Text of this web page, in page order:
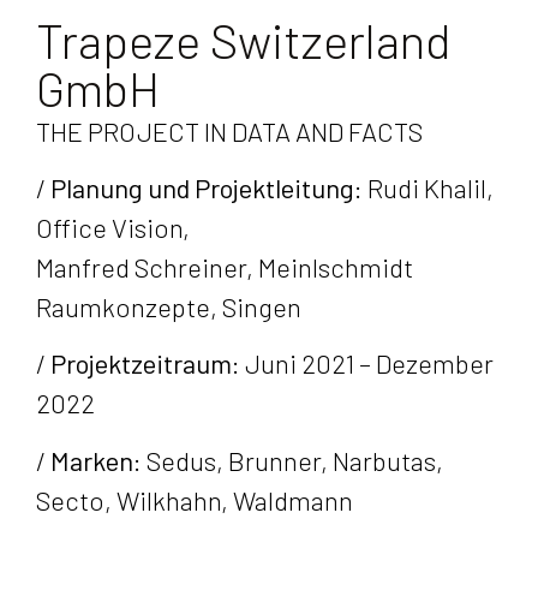
Trapeze Switzerland
GmbH
THE PROJECT IN DATA AND FACTS
/ Planung und Projektleitung: Rudi Khalil,
Office Vision,
Manfred Schreiner, Meinlschmidt
Raumkonzepte, Singen
/ Projektzeitraum: Juni 2021 – Dezember
2022
/ Marken: Sedus, Brunner, Narbutas,
Secto, Wilkhahn, Waldmann